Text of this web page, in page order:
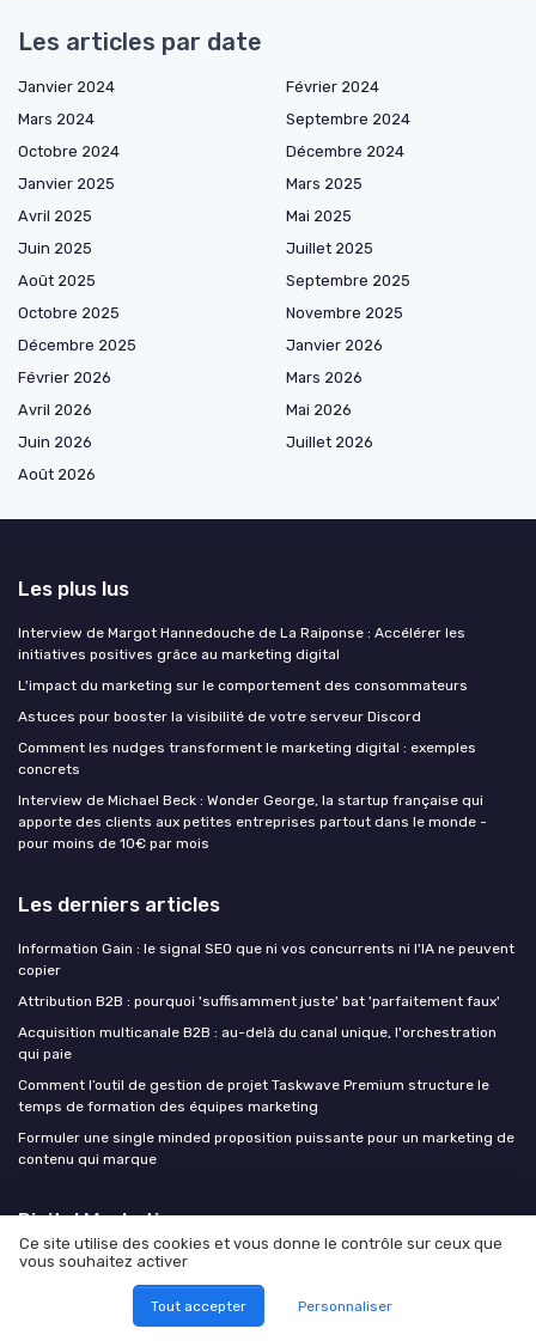
Les articles par date
Janvier 2024
Février 2024
Mars 2024
Septembre 2024
Octobre 2024
Décembre 2024
Janvier 2025
Mars 2025
Avril 2025
Mai 2025
Juin 2025
Juillet 2025
Août 2025
Septembre 2025
Octobre 2025
Novembre 2025
Décembre 2025
Janvier 2026
Février 2026
Mars 2026
Avril 2026
Mai 2026
Juin 2026
Juillet 2026
Août 2026
Les plus lus
Interview de Margot Hannedouche de La Raiponse : Accélérer les
initiatives positives grâce au marketing digital
L'impact du marketing sur le comportement des consommateurs
Astuces pour booster la visibilité de votre serveur Discord
Comment les nudges transforment le marketing digital : exemples
concrets
Interview de Michael Beck : Wonder George, la startup française qui
apporte des clients aux petites entreprises partout dans le monde -
pour moins de 10€ par mois
Les derniers articles
Information Gain : le signal SEO que ni vos concurrents ni l'IA ne peuvent
copier
Attribution B2B : pourquoi 'suffisamment juste' bat 'parfaitement faux'
Acquisition multicanale B2B : au-delà du canal unique, l'orchestration
qui paie
Comment l’outil de gestion de projet Taskwave Premium structure le
temps de formation des équipes marketing
Formuler une single minded proposition puissante pour un marketing de
contenu qui marque
Digital Marketing
Ce site utilise des cookies et vous donne le contrôle sur ceux que
vous souhaitez activer
Tout accepter Personnaliser